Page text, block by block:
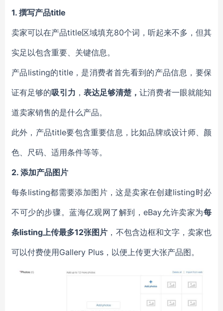
1. 撰写产品title
卖家可以在产品title区域填充80个词，听起来不多，但其
实足以包含重要、关键信息。
产品listing的title，是消费者首先看到的产品信息，要保
证有足够的吸引力 ， 表达足够清楚，让消费者一眼就能知
道卖家销售的是什么产品。
此外，产品title要包含重要信息，比如品牌或设计师、颜
色、尺码、适用条件等等。
2. 添加产品图片
每条listing都需要添加图片，这是卖家在创建listing时必
不可少的步骤。蓝海亿观网了解到，eBay允许卖家为每
条listing上传最多12张图片 ，不包含边框和文字，卖家也
可以付费使用Gallery Plus，以便上传更大张产品图。